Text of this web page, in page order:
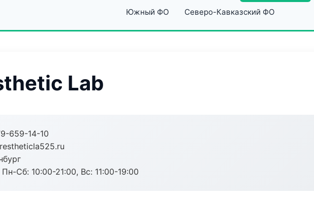
Южный ФО Северо-Кавказский ФО
Lab
659-14-10
Пн-Сб: 10:00-21:00, Вс: 11:00-19:00